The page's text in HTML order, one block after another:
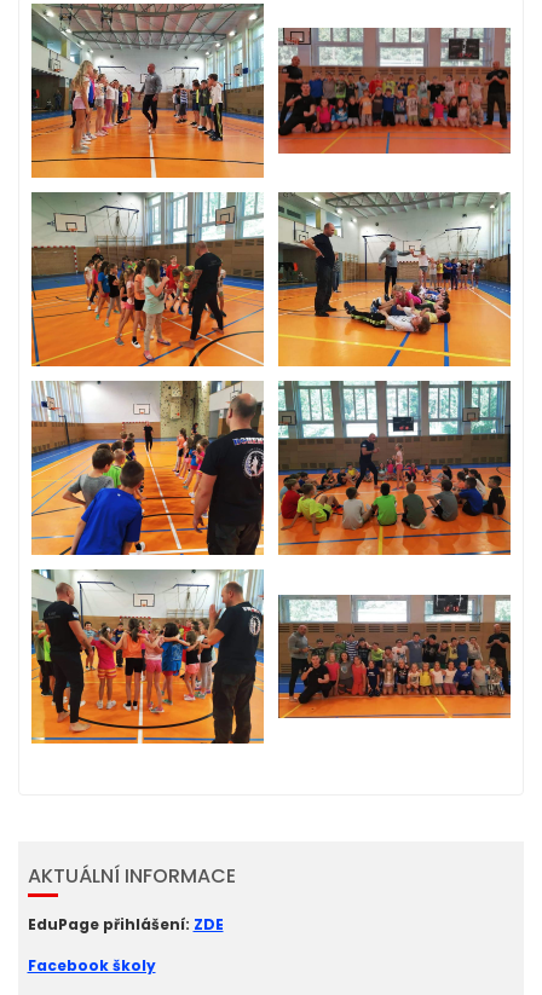
AKTUÁLNÍ INFORMACE
EduPage přihlášení: ZDE
Facebook školy